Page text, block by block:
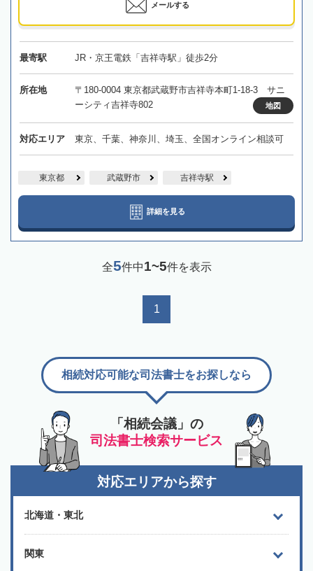
メールする
最寄駅 JR・京王電鉄「吉祥寺駅」徒歩2分
所在地
〒180-0004 東京都武蔵野市吉祥寺本町1-18-3 サニ
ーシティ吉祥寺802
地図
対応エリア 東京、千葉、神奈川、埼玉、全国オンライン相談可
東京都 武蔵野市 吉祥寺駅
詳細を見る
全5件中1~5件を表示
1
「相続会議」の
司法書士検索サービス
相続対応可能な司法書士をお探しなら
対応エリアから探す
北海道・東北
関東